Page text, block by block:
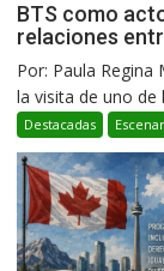
BTS como
relaciones
Por: Paula
la visita de uno de
Destacadas